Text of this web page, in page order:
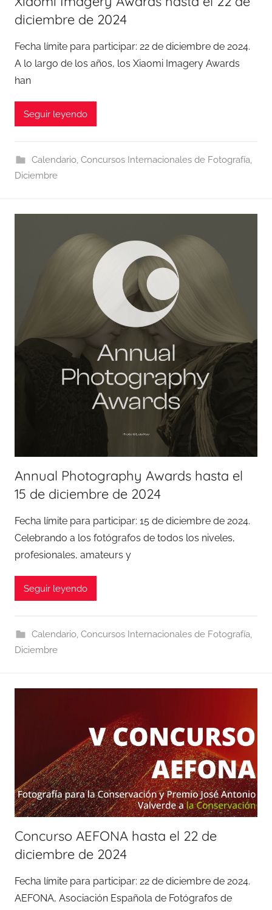
diciembre de 2024
Fecha límite para participar: 22 de diciembre de 2024.
A lo largo de los años, los Xiaomi Imagery Awards
han
Seguir leyendo
Calendario, Concursos Internacionales de Fotografía,
Diciembre
Annual Photography Awards hasta el
15 de diciembre de 2024
Fecha límite para participar: 15 de diciembre de 2024.
Celebrando a los fotógrafos de todos los niveles,
profesionales, amateurs y
Seguir leyendo
Calendario, Concursos Internacionales de Fotografía,
Diciembre
Concurso AEFONA hasta el 22 de
diciembre de 2024
Fecha límite para participar: 22 de diciembre de 2024.
AEFONA, Asociación Española de Fotógrafos de